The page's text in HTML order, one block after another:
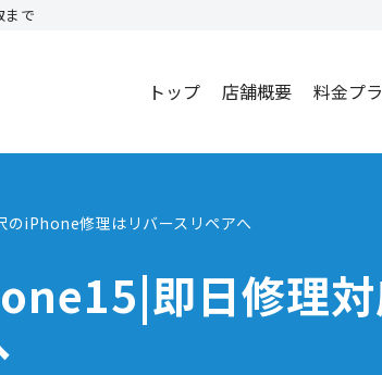
まで
トップ 店舗概要 料金プ
のiPhone修理はリバースリペアへ
即日修理